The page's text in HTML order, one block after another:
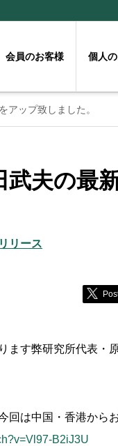
会員のお客様 個人
アップ致しました。
武夫の最
リース
ます弊研究所代表・
回は中国・香港から
B2iJ3U